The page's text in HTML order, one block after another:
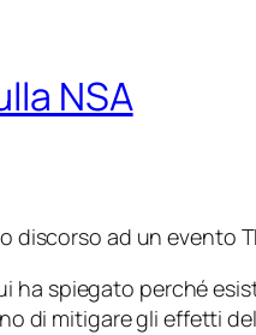
NSA
ad un evento
ha spiegato perché
di mitigare gli effetti